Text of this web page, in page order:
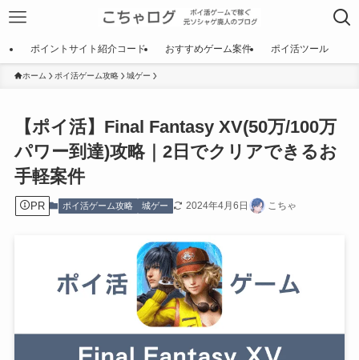
ポイントサイト紹介コード おすすめゲーム案件 ポイ活ツール
ホーム ポイ活ゲーム攻略 城ゲー
【ポイ活】Final Fantasy XV(50万/100万
パワー到達)攻略｜2日でクリアできるお
手軽案件
PR ポイ活ゲーム攻略 城ゲー 2024年4月6日 こちゃ